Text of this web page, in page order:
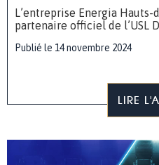
L’entreprise Energia Hauts-
partenaire officiel de l’USL
Publié le 14 novembre 2024
LIRE